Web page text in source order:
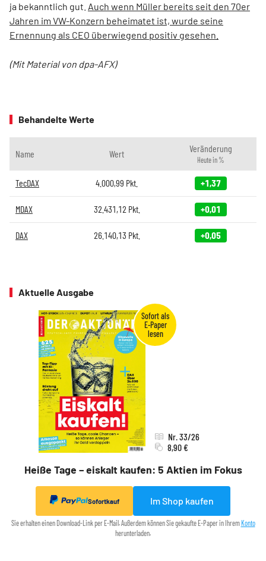
ja bekanntlich gut. Auch wenn Müller bereits seit den 70er
Jahren im VW-Konzern beheimatet ist, wurde seine
Ernennung als CEO überwiegend positiv gesehen.
(Mit Material von dpa-AFX)
Behandelte Werte
Name Wert Veränderung
Heute in %
TecDAX 4.000,99 Pkt. +1,37
MDAX 32.431,12 Pkt. +0,01
DAX 26.140,13 Pkt. +0,05
Aktuelle Ausgabe
Heiße Tage – eiskalt kaufen: 5 Aktien im Fokus
Nr. 33/26
8,90 €
Sofortkauf Im Shop kaufen
Sie erhalten einen Download-Link per E-Mail. Außerdem können Sie gekaufte E-Paper in Ihrem Konto
herunterladen.